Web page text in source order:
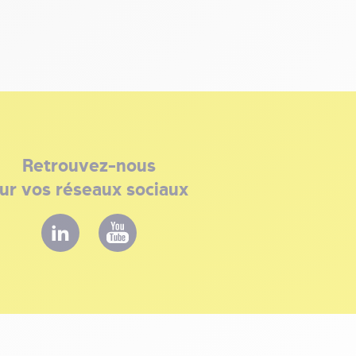
Retrouvez-nous
vos réseaux sociaux